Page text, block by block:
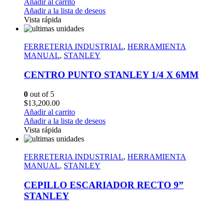
Añadir al carrito
Añadir a la lista de deseos
Vista rápida
FERRETERIA INDUSTRIAL, HERRAMIENTA
MANUAL, STANLEY
CENTRO PUNTO STANLEY 1/4 X 6MM
0 out of 5
$13,200.00
Añadir al carrito
Añadir a la lista de deseos
Vista rápida
FERRETERIA INDUSTRIAL, HERRAMIENTA
MANUAL, STANLEY
CEPILLO ESCARIADOR RECTO 9”
STANLEY